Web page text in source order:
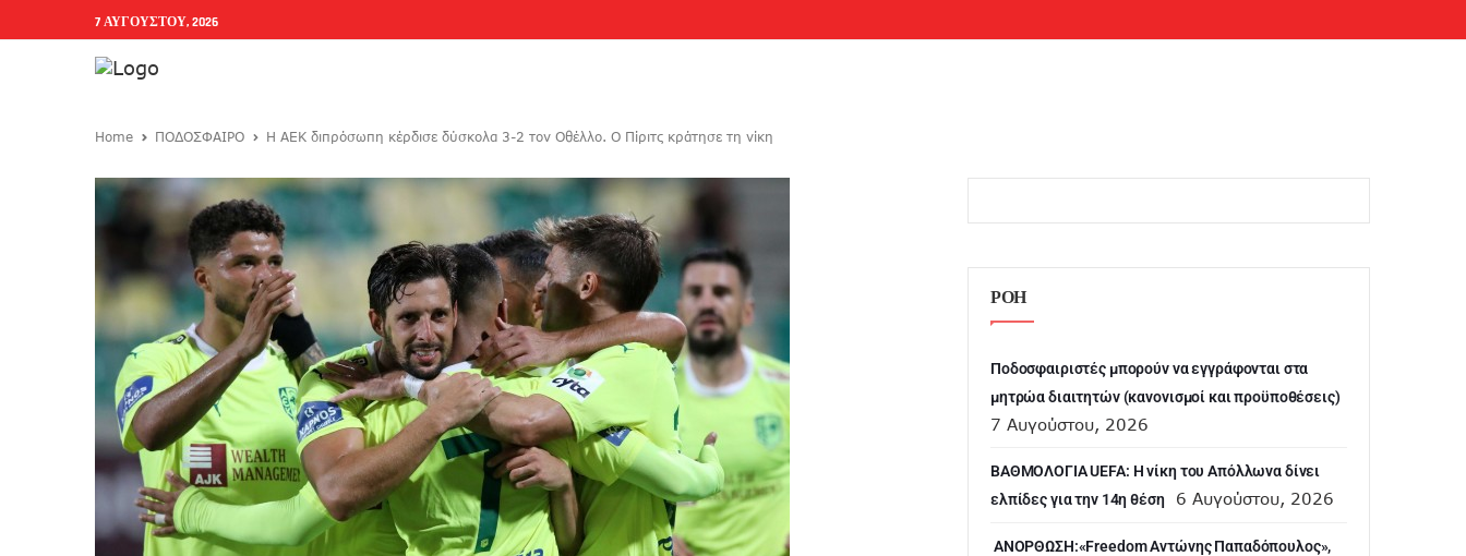
7 ΑΥΓΟΎΣΤΟΥ, 2026
Home ΠΟΔΟΣΦΑΙΡΟ Η ΑΕΚ διπρόσωπη κέρδισε δύσκολα 3-2 τον Οθέλλο. Ο Πίριτς κράτησε τη νίκη
ΡΟΗ
Ποδοσφαιριστές μπορούν να εγγράφονται στα
μητρώα διαιτητών (κανονισμοί και προϋποθέσεις)
7 Αυγούστου, 2026
ΒΑΘΜΟΛΟΓΙΑ UEFA: Η νίκη του Απόλλωνα δίνει
ελπίδες για την 14η θέση
6 Αυγούστου, 2026
ANOΡΘΩΣΗ:«Freedom Αντώνης Παπαδόπουλος»,